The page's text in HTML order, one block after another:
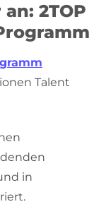
2TOP
Talent
in